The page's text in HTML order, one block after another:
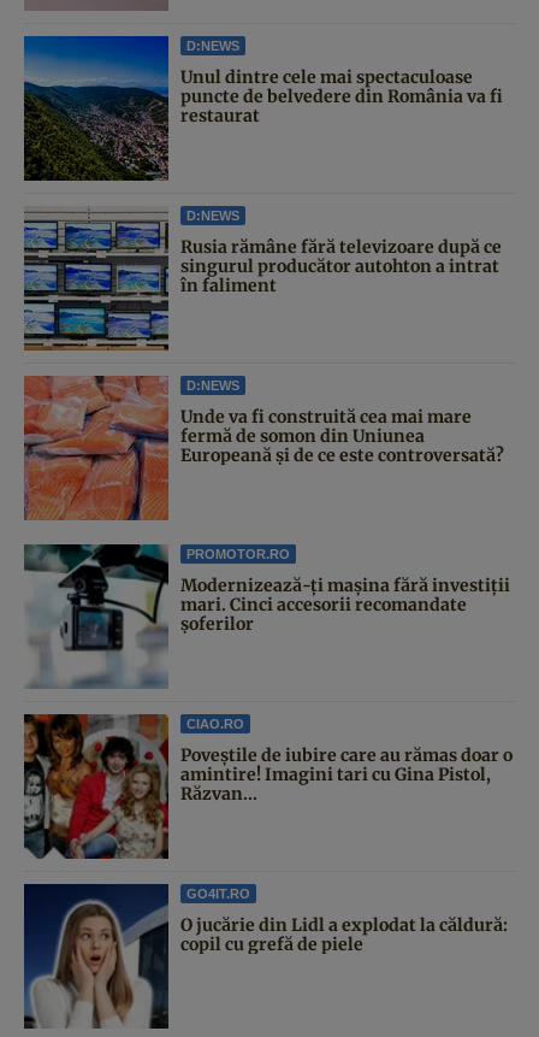
D:NEWS
Unul dintre cele mai spectaculoase
puncte de belvedere din România va fi
restaurat
D:NEWS
Rusia rămâne fără televizoare după ce
singurul producător autohton a intrat
în faliment
D:NEWS
Unde va fi construită cea mai mare
fermă de somon din Uniunea
Europeană și de ce este controversată?
PROMOTOR.RO
Modernizează-ți mașina fără investiții
mari. Cinci accesorii recomandate
șoferilor
CIAO.RO
Poveştile de iubire care au rămas doar o
amintire! Imagini tari cu Gina Pistol,
Răzvan...
GO4IT.RO
O jucărie din Lidl a explodat la căldură:
copil cu grefă de piele